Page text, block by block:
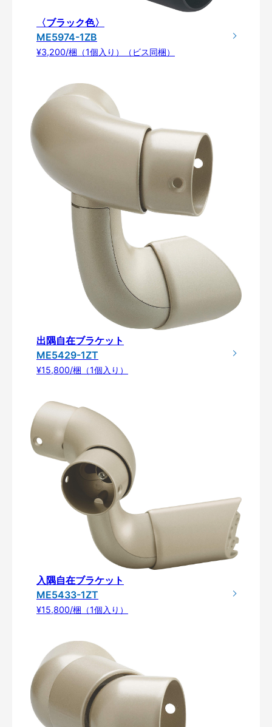
〈ブラック色〉
ME5974-1ZB
¥3,200/梱（1個入り）（ビス同梱）
出隅自在ブラケット
ME5429-1ZT
¥15,800/梱（1個入り）
入隅自在ブラケット
ME5433-1ZT
¥15,800/梱（1個入り）